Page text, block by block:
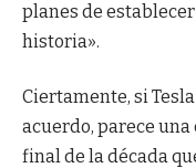
planes de
historia».
Ciertamente, si
acuerdo, parece
final de la década